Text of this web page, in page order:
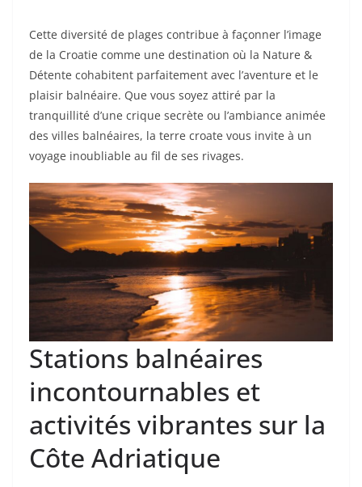
Cette diversité de plages contribue à façonner l’image
de la Croatie comme une destination où la Nature &
Détente cohabitent parfaitement avec l’aventure et le
plaisir balnéaire. Que vous soyez attiré par la
tranquillité d’une crique secrète ou l’ambiance animée
des villes balnéaires, la terre croate vous invite à un
voyage inoubliable au fil de ses rivages.
Stations balnéaires
incontournables et
activités vibrantes sur la
Côte Adriatique